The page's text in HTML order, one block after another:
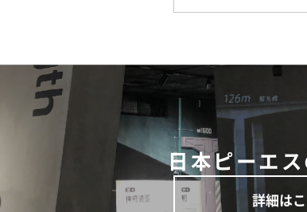
日本ピーエ
詳細は